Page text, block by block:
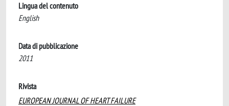
Lingua del contenuto
English
Data di pubblicazione
2011
Rivista
EUROPEAN JOURNAL OF HEART FAILURE